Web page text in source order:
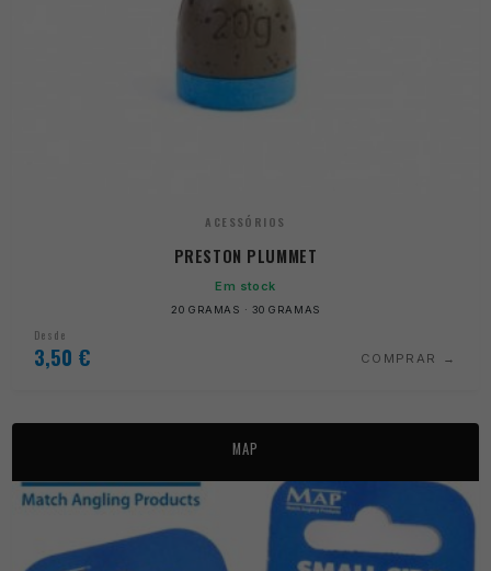
ACESSÓRIOS
PRESTON PLUMMET
Em stock
20 GRAMAS · 30 GRAMAS
Desde
3,50 € COMPRAR
MAP